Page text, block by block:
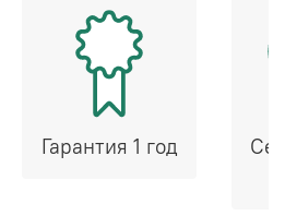
Гарантия 1 год